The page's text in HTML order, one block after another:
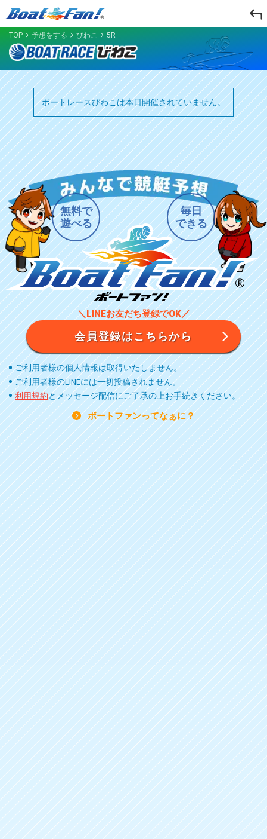
TOP 予想をする びわこ 5R
ボートレースびわこは本日開催されていません。
無料で
遊べる
毎日
できる
＼LINEお友だち登録でOK／
会員登録はこちらから
ご利用者様の個人情報は取得いたしません。
ご利用者様のLINEには一切投稿されません。
利用規約とメッセージ配信にご了承の上お手続きください。
ボートファンってなぁに？